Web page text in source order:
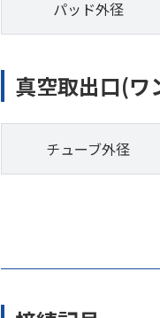
パッド外径
真空取出口(ワ
チューブ外径